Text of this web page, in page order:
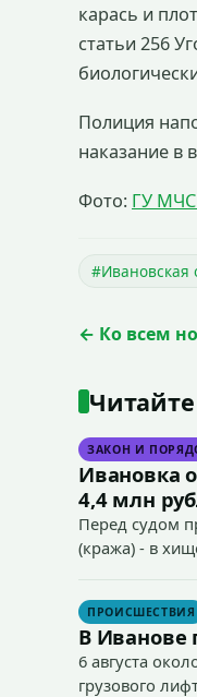
карась и
статьи 256
Полиция
наказание в
Фото: ГУ МЧС
#Ивановская
← Ко всем
ЗАКОН И
Ивановка
4,4 млн
Перед судом
(кража) - в
ПРОИСШЕСТВИЯ
В Иванове
6 августа
грузового